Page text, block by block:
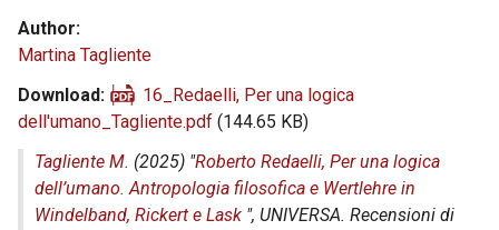
Author
Martina Tagliente
Download
16_Redaelli, Per una logica
dell'umano_Tagliente.pdf (144.65 KB)
Tagliente M. (2025) "Roberto Redaelli, Per una logica
dell’umano. Antropologia filosofica e Wertlehre in
Windelband, Rickert e Lask ", UNIVERSA. Recensioni di